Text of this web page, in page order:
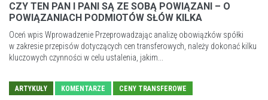
CZY TEN PAN I PANI SĄ ZE SOBĄ POWIĄZANI – O
POWIĄZANIACH PODMIOTÓW SŁÓW KILKA
Oceń wpis Wprowadzenie Przeprowadzając analizę obowiązków spółki
w zakresie przepisów dotyczących cen transferowych, należy dokonać kilku
kluczowych czynności w celu ustalenia, jakim...
ARTYKUŁY KOMENTARZE CENY TRANSFEROWE